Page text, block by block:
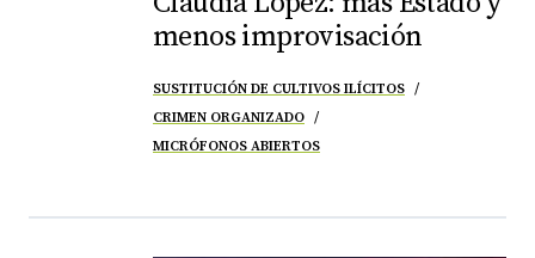
menos improvisación
SUSTITUCIÓN DE CULTIVOS ILÍCITOS
CRIMEN ORGANIZADO
MICRÓFONOS ABIERTOS